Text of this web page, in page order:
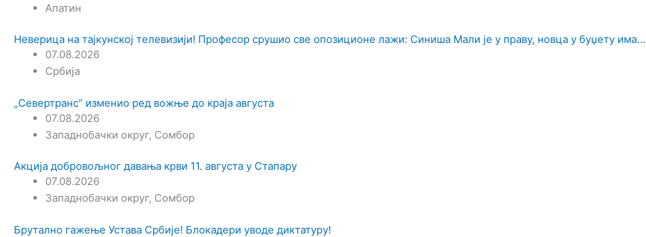
Апатин
Неверица на тајкунској телевизији! Професор срушио све опозиционе лажи: Синиша Мали је у праву, новца у буџету
07.08.2026
Србија
„Севертранс“ изменио ред вожње до краја августа
07.08.2026
Западнобачки округ, Сомбор
Акција добровољног давања крви 11. августа у Стапару
07.08.2026
Западнобачки округ, Сомбор
Брутално гажење Устава Србије! Блокадери уводе диктатуру!